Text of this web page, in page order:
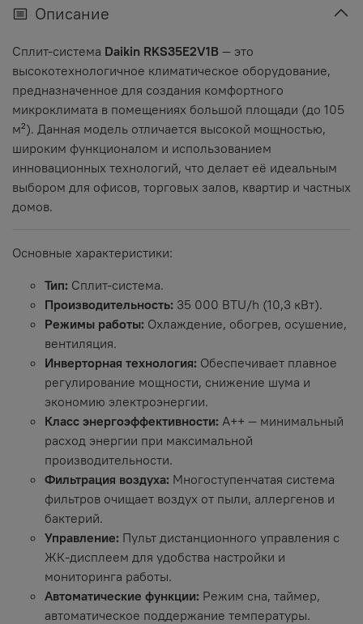
Описание
Сплит-система Daikin RKS35E2V1B — это
высокотехнологичное климатическое оборудование,
предназначенное для создания комфортного
микроклимата в помещениях большой площади (до 105
м²). Данная модель отличается высокой мощностью,
широким функционалом и использованием
инновационных технологий, что делает её идеальным
выбором для офисов, торговых залов, квартир и частных
домов.
Основные характеристики:
Тип: Сплит-система.
Производительность: 35 000 BTU/h (10,3 кВт).
Режимы работы: Охлаждение, обогрев, осушение,
вентиляция.
Инверторная технология: Обеспечивает плавное
регулирование мощности, снижение шума и
экономию электроэнергии.
Класс энергоэффективности: A++ — минимальный
расход энергии при максимальной
производительности.
Фильтрация воздуха: Многоступенчатая система
фильтров очищает воздух от пыли, аллергенов и
бактерий.
Управление: Пульт дистанционного управления с
ЖК-дисплеем для удобства настройки и
мониторинга работы.
Автоматические функции: Режим сна, таймер,
автоматическое поддержание температуры.